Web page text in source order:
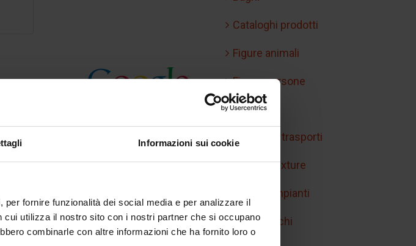
Informazioni sui cookie
fornire funzionalità dei social media e per analizzare il
utilizza il nostro sito con i nostri partner che si occupano
combinarle con altre informazioni che ha fornito loro o
Cataloghi prodotti
Figure animali
Figure persone
Handicap
Mobilità e trasporti
Retini e texture
Simboli impianti
Sport/giochi